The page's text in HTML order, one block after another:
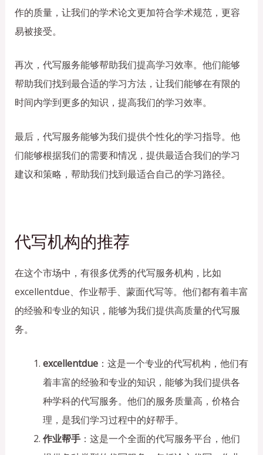
作的质量，让我们的学术论文更加符合学术规范，更容
易被接受。
再次，代写服务能够帮助我们提高学习效率。他们能够
帮助我们找到最合适的学习方法，让我们能够在有限的
时间内学到更多的知识，提高我们的学习效率。
最后，代写服务能够为我们提供个性化的学习指导。他
们能够根据我们的需要和情况，提供最适合我们的学习
建议和策略，帮助我们找到最适合自己的学习路径。
代写机构的推荐
在这个市场中，有很多优秀的代写服务机构，比如
excellentdue、作业帮手、蒙面代写等。他们都有着丰富
的经验和专业的知识，能够为我们提供高质量的代写服
务。
excellentdue：这是一个专业的代写机构，他们有
着丰富的经验和专业的知识，能够为我们提供各
种学科的代写服务。他们的服务质量高，价格合
理，是我们学习过程中的好帮手。
作业帮手：这是一个全面的代写服务平台，他们